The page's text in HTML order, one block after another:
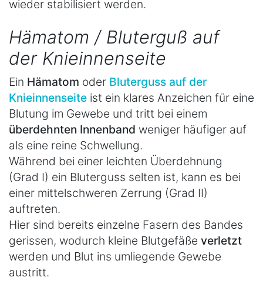
wieder stabilisiert werden.
Hämatom / Bluterguß auf
der Knieinnenseite
Ein Hämatom oder Bluterguss auf der
Knieinnenseite ist ein klares Anzeichen für eine
Blutung im Gewebe und tritt bei einem
überdehnten Innenband weniger häufiger auf
als eine reine Schwellung.
Während bei einer leichten Überdehnung
(Grad I) ein Bluterguss selten ist, kann es bei
einer mittelschweren Zerrung (Grad II)
auftreten.
Hier sind bereits einzelne Fasern des Bandes
gerissen, wodurch kleine Blutgefäße verletzt
werden und Blut ins umliegende Gewebe
austritt.